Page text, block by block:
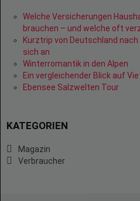
Welche Versicherungen
brauchen – und welche oft
Kurztrip von Deutschland
sich an
Winterromantik in den Alpen
Ein vergleichender Blick auf
Ebensee Salzwelten Tour
KATEGORIEN
Magazin
Verbraucher